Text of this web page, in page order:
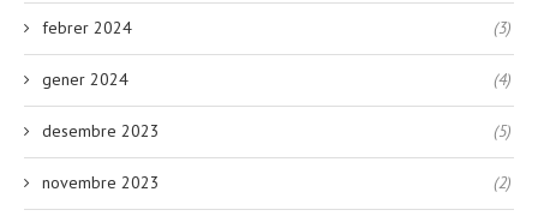
febrer 2024 (3)
gener 2024 (4)
desembre 2023 (5)
novembre 2023 (2)